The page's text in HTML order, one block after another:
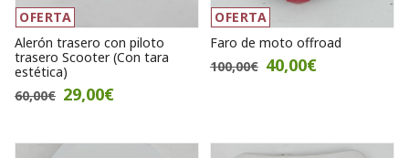
OFERTA
Alerón trasero con piloto
trasero Scooter (Con tara
estética)
60,00€ 29,00€
OFERTA
Faro de moto offroad
100,00€ 40,00€